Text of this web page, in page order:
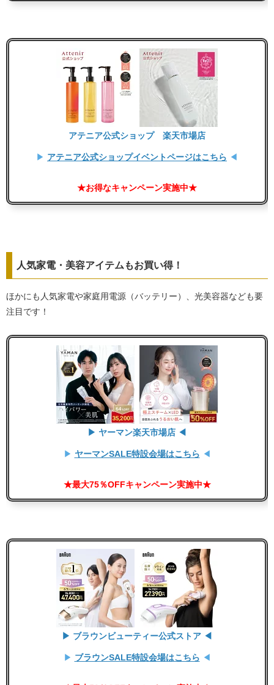
アテニア公式ショップ 楽天市場店
▶ アテニア公式ショップイベントページはこちら ◀
★お得なキャンペーン実施中★
人気家電・美容アイテムもお買い得！
ほかにも人気家電や家庭用電源（バッテリー）、光美容器なども要
注目です！
▶ ヤーマン楽天市場店 ◀
▶ ヤーマンSALE特設会場はこちら ◀
★最大75％OFFキャンペーン実施中★
▶ ブラウンビューティー公式ストア ◀
▶ ブラウンSALE特設会場はこちら ◀